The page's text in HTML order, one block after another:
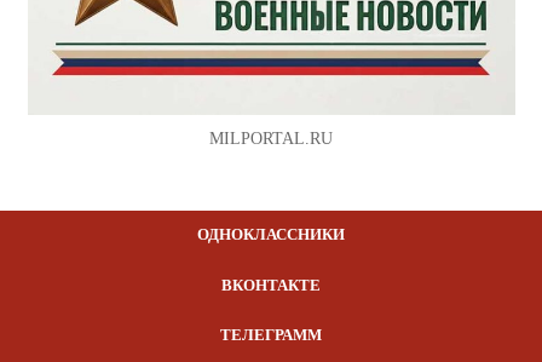
MILPORTAL.RU
ОДНОКЛАССНИКИ
ВКОНТАКТЕ
ТЕЛЕГРАММ